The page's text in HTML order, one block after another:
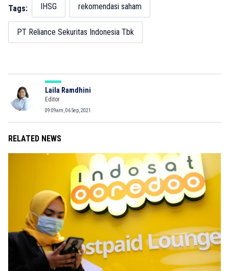
Tags: IHSG rekomendasi saham
PT Reliance Sekuritas Indonesia Tbk
Laila Ramdhini
Editor
09:09am, 06 Sep, 2021
RELATED NEWS